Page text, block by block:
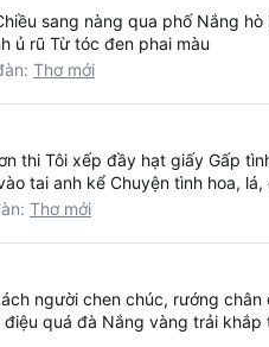
sang nàng qua phố Nắng
ủ rũ Từ tóc đen phai màu
Thơ mới
thi Tôi xếp đầy hạt giấy Gấp
tai anh kể Chuyện tình hoa, lá,
Thơ mới
người chen chúc, rướng
quá đà Nắng vàng trải